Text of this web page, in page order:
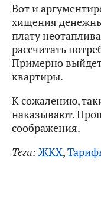
Вот и
хищения
плату
рассчитать
Примерно
квартиры.
К сожалению,
наказывают.
соображения.
Теги: ЖКХ,